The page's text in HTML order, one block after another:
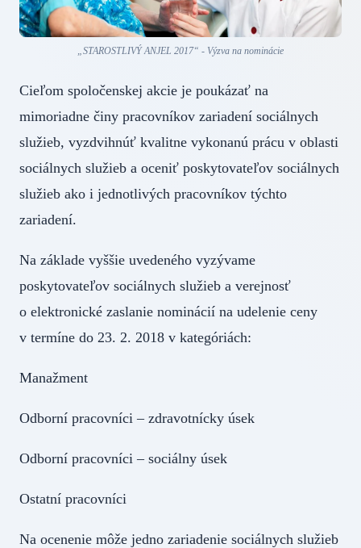
„STAROSTLIVÝ ANJEL 2017“ - Výzva na nominácie
Cieľom spoločenskej akcie je poukázať na
mimoriadne činy pracovníkov zariadení sociálnych
služieb, vyzdvihnúť kvalitne vykonanú prácu v oblasti
sociálnych služieb a oceniť poskytovateľov sociálnych
služieb ako i jednotlivých pracovníkov týchto
zariadení.
Na základe vyššie uvedeného vyzývame
poskytovateľov sociálnych služieb a verejnosť
o elektronické zaslanie nominácií na udelenie ceny
v termíne do 23. 2. 2018 v kategóriách:
Manažment
Odborní pracovníci – zdravotnícky úsek
Odborní pracovníci – sociálny úsek
Ostatní pracovníci
Na ocenenie môže jedno zariadenie sociálnych služieb